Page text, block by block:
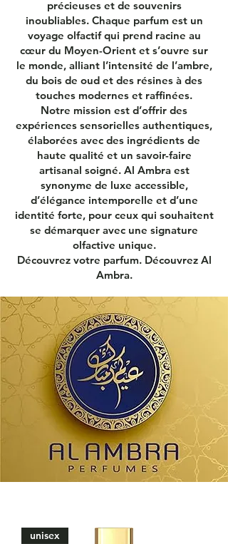
précieuses et de souvenirs
inoubliables. Chaque parfum est un
voyage olfactif qui prend racine au
cœur du Moyen-Orient et s’ouvre sur
le monde, alliant l’intensité de l’ambre,
du bois de oud et des résines à des
touches modernes et raffinées.
Notre mission est d’offrir des
expériences sensorielles authentiques,
élaborées avec des ingrédients de
haute qualité et un savoir-faire
artisanal soigné. Al Ambra est
synonyme de luxe accessible,
d’élégance intemporelle et d’une
identité forte, pour ceux qui souhaitent
se démarquer avec une signature
olfactive unique.
Découvrez votre parfum. Découvrez Al
Ambra.
unisex